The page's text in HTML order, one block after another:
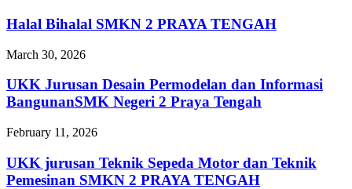
Halal Bihalal SMKN 2 PRAYA TENGAH
March 30, 2026
UKK Jurusan Desain Permodelan dan Informasi
BangunanSMK Negeri 2 Praya Tengah
February 11, 2026
UKK jurusan Teknik Sepeda Motor dan Teknik
Pemesinan SMKN 2 PRAYA TENGAH